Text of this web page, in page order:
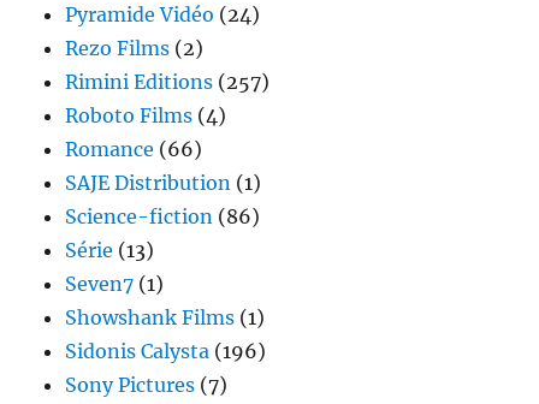
Pyramide Vidéo (24)
Rezo Films (2)
Rimini Editions (257)
Roboto Films (4)
Romance (66)
SAJE Distribution (1)
Science-fiction (86)
Série (13)
Seven7 (1)
Showshank Films (1)
Sidonis Calysta (196)
Sony Pictures (7)